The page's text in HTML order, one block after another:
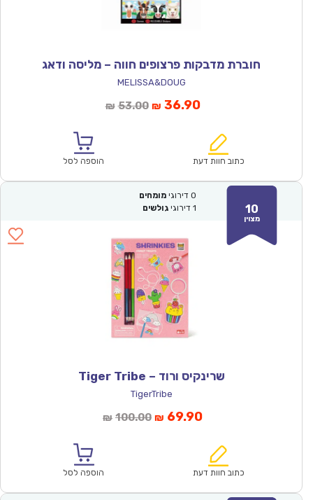
חוברת מדבקות פרצופים חווה – מליסה ודאג
MELISSA&DOUG
₪ 53.00המחיר
₪53.00.
₪ 36.90המחיר
הוא:
כתוב חוות דעת הוספה לסל
10
מצוין
0 דירוגי מומחים
1 דירוגי גולשים
שרינקיס ורוד – Tiger Tribe
TigerTribe
₪ 100.00המחיר
₪100.00.
₪ 69.90המחיר
הוא:
כתוב חוות דעת הוספה לסל